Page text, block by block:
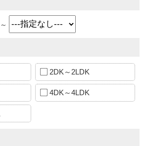
～
2DK～2LDK
4DK～4LDK